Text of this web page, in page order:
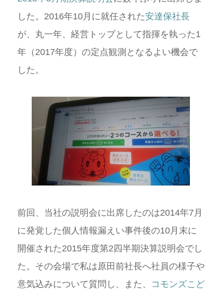
した。2016年10月に就任された安達保社長
が、丸一年、経営トップとして指揮を執った1
年（2017年度）の定点観測となるよい機会で
した。
前回、当社の説明会に出席したのは2014年7月
に発覚した個人情報漏えい事件後の10月末に
開催された2015年度第2四半期決算説明会でし
た。その会場で私は原田前社長へ社員の様子や
意気込みについて質問し、また、 コモンズこど